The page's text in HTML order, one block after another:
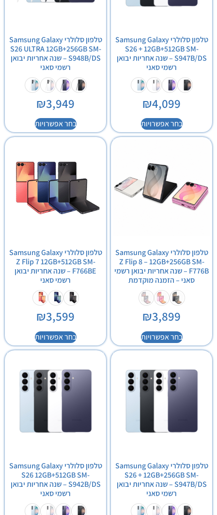
טלפון סלולרי Samsung Galaxy
S26 + 12GB+512GB SM-
S947B/DS – שנה אחריות יבואן
רשמי סאני
₪4,099
בחר אפשרויות
טלפון סלולרי Samsung Galaxy
S26 ULTRA 12GB+256GB SM-
S948B/DS – שנה אחריות יבואן
רשמי סאני
₪3,949
בחר אפשרויות
טלפון סלולרי Samsung Galaxy
Z Flip 8 – 12GB+256GB SM-
F776B – שנה אחריות יבואן רשמי
סאני – הזמנה מוקדמת
₪3,899
בחר אפשרויות
טלפון סלולרי Samsung Galaxy
Z Flip 7 12GB+512GB SM-
F766BE – שנה אחריות יבואן
רשמי סאני
₪3,599
בחר אפשרויות
טלפון סלולרי Samsung Galaxy
S26 + 12GB+256GB SM-
S947B/DS – שנה אחריות יבואן
רשמי סאני
טלפון סלולרי Samsung Galaxy
S26 12GB+512GB SM-
S942B/DS – שנה אחריות יבואן
רשמי סאני